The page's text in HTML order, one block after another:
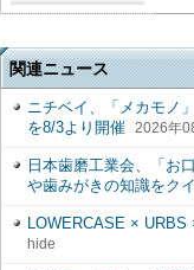
関連ニュース
ニチベイ、「メカモノ
を8/3より開催
2026年
日本歯磨工業会、「お
や歯みがきの知識をク
LOWERCASE ×
hide